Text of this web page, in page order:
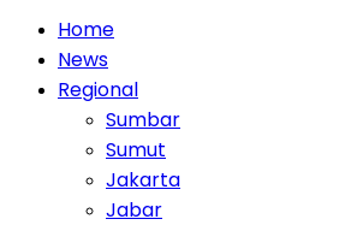
Home
News
Regional
Sumbar
Sumut
Jakarta
Jabar